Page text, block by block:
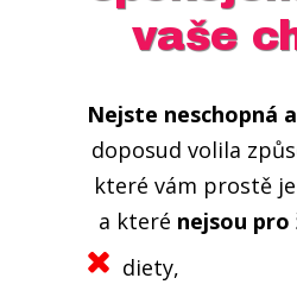
vaše
Nejste neschopná
doposud volila
které vám prostě
a které nejsou pro
diety,